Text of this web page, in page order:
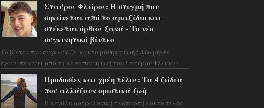
Σταύρος Φλώρος: Η στιγμή που
σηκώνεται από το αμαξίδιο και
στέκεται όρθιος ξανά - Το νέο
συγκινητικό βίντεο
Το βίντεο που συγκλονίζει και το μάθημα ζωής Δύο μήνες
έχουν περάσει από τη μέρα που η ζωή του Σταύρου Φλώρου
άλλαξε για πάντα. Ο πρώην...Προδοσίες και χρέη τέλος: Τα 4 ζώδια
που αλλάζουν οριστικά ζωή
Η μεγάλη αστρολογική ανατροπή και το τέλος